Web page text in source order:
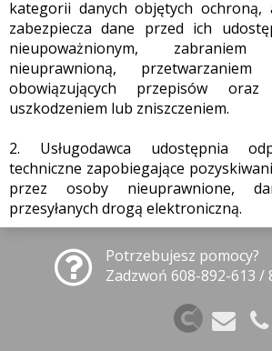
kategorii danych objętych ochroną,
zabezpiecza dane przed ich
nieupoważnionym,
nieuprawnioną,
obowiązujących przepisów
uszkodzeniem lub zniszczeniem.
2. Usługodawca udostępnia
techniczne zapobiegające
przez osoby nieuprawnione,
przesyłanych drogą elektroniczną.
Potrzebujesz pomocy?
Zadzwoń 608-892-613 /